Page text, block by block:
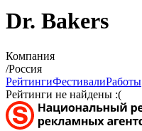
Dr. Bakers
Компания
/Россия
РейтингиФестивалиРаботы
Рейтинги не найдены :(